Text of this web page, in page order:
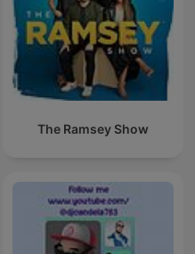
The Ramsey Show